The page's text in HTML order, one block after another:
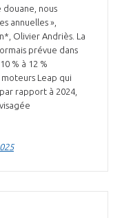
nous
annuelles »,
Olivier Andriès. La
prévue dans
% à 12 %
Leap qui
rapport à 2024,